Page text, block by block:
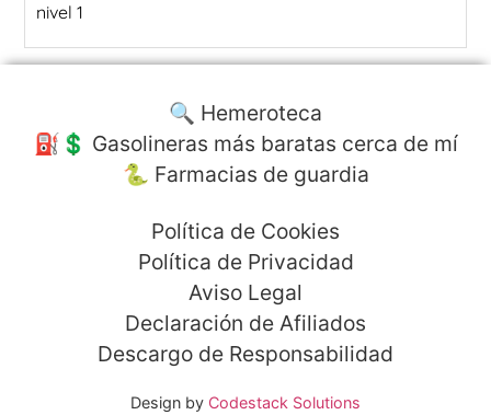
nivel 1
🔍 Hemeroteca
⛽️💲 Gasolineras más baratas cerca de mí
🐍 Farmacias de guardia
Política de Cookies
Política de Privacidad
Aviso Legal
Declaración de Afiliados
Descargo de Responsabilidad
Design by Codestack Solutions